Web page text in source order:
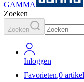
GAMMA
Zoeken
Zoeken
Inloggen
Favorieten,0